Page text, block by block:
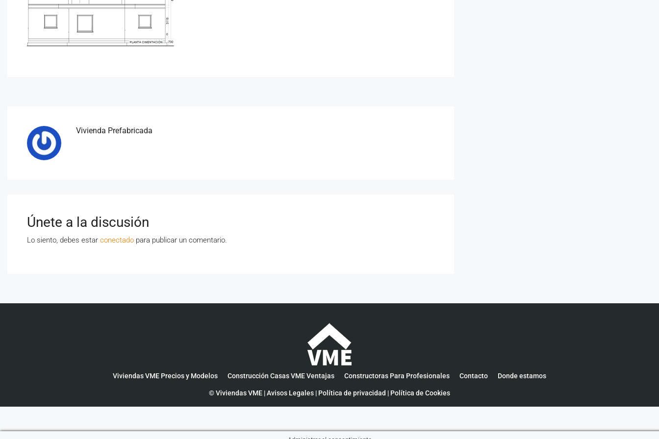
Vivienda Prefabricada
Únete a la discusión
Lo siento, debes estar conectado para publicar un comentario.
Viviendas VME Precios y Modelos Construcción Casas VME Ventajas Constructoras Para Profesionales Contacto Donde estamos
© Viviendas VME |Avisos Legales | Política de privacidad | Política de Cookies